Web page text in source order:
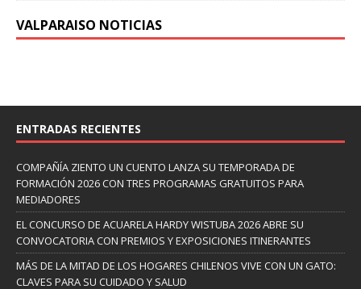
VALPARAISO NOTICIAS
ENTRADAS RECIENTES
COMPAÑÍA ZIENTO UN CUENTO LANZA SU TEMPORADA DE
FORMACIÓN 2026 CON TRES PROGRAMAS GRATUITOS PARA
MEDIADORES
EL CONCURSO DE ACUARELA HARDY WISTUBA 2026 ABRE SU
CONVOCATORIA CON PREMIOS Y EXPOSICIONES ITINERANTES
MÁS DE LA MITAD DE LOS HOGARES CHILENOS VIVE CON UN GATO:
CLAVES PARA SU CUIDADO Y SALUD